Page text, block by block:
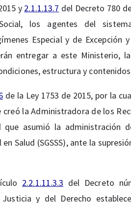
y 2.1.1.13.7 del Decreto 780
los agentes del
Especial y de Excepción
entregar a este Ministerio,
estructura y
de la Ley 1753 de 2015, por la
creó la Administradora de los
que asumió la administración
Salud (SGSSS), ante la
2.2.1.11.3.3 del Decreto
y del Derecho